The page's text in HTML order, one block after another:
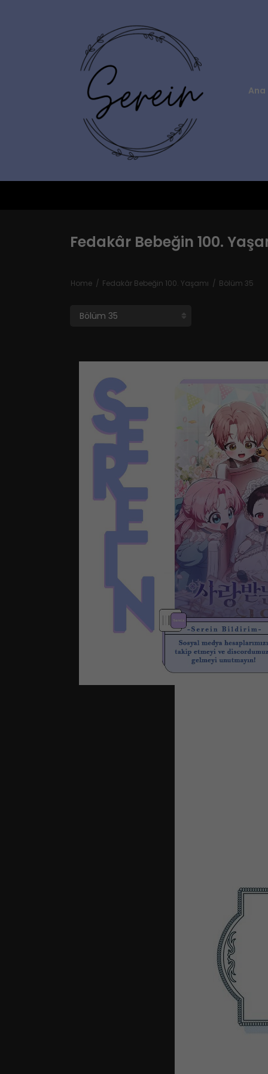
Fedakâr Bebeğin 100.
Home Fedakâr Bebeğin 100. Yaşamı Bölüm 35